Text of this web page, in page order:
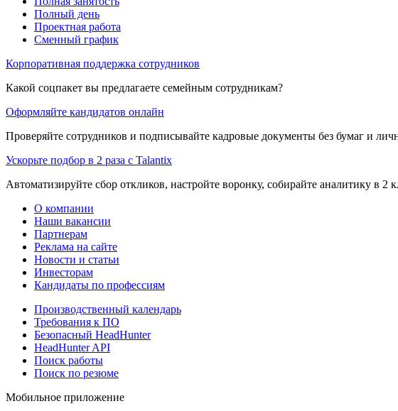
Полный день
Проектная работа
Сменный график
Корпоративная поддержка сотрудников
Какой соцпакет вы предлагаете семейным сотрудникам?
Оформляйте кандидатов онлайн
Проверяйте сотрудников и подписывайте кадровые документы без бумаг и
Ускорьте подбор в 2 раза с Talantix
Автоматизируйте сбор откликов, настройте воронку, собирайте аналитику в 2
О компании
Наши вакансии
Партнерам
Реклама на сайте
Новости и статьи
Инвесторам
Кандидаты по профессиям
Производственный календарь
Требования к ПО
Безопасный HeadHunter
HeadHunter API
Поиск работы
Поиск по резюме
Мобильное приложение